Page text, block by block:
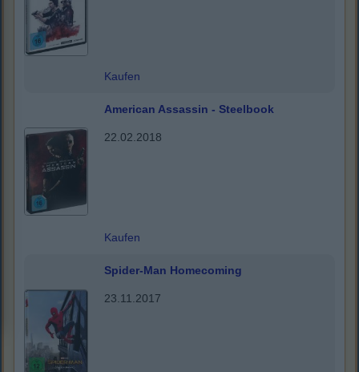
Kaufen
American Assassin - Steelbook
22.02.2018
Kaufen
Spider-Man Homecoming
23.11.2017